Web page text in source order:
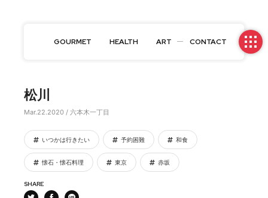
GOURMET HEALTH ART CONTACT
松川
Mar.22.2020 / 六本木一丁目
いつかは行きたい 予約困難 和食
懐石・懐石料理 東京 赤坂
SHARE